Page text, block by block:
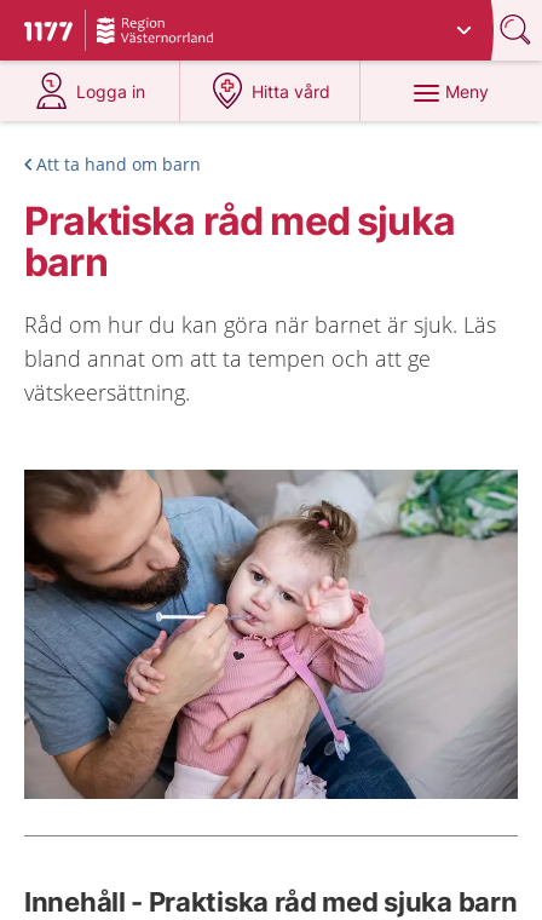
Till startsidan för 1177
Du har valt region
Logga in
på 1177.se
Hitta vård
på 1177.se
Meny
Att ta hand om barn
Praktiska råd med sjuka
barn
Råd om hur du kan göra när barnet är sjuk. Läs
bland annat om att ta tempen och att ge
vätskeersättning.
Innehåll - Praktiska råd med sjuka barn